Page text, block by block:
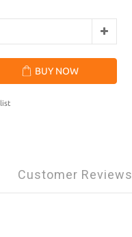
BUY NOW
Customer Reviews